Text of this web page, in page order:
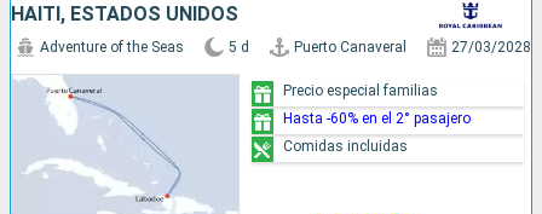
HAITI, ESTADOS UNIDOS
Adventure of the Seas 5 d Puerto Canaveral 27/03/2028
Precio especial familias
Hasta -60% en el 2° pasajero
Comidas incluidas